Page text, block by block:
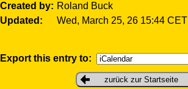
Created by
Roland Buck
Updated
Wed, March 25, 26 15:44 CET
Export this entry to:
zurück zur Startseite